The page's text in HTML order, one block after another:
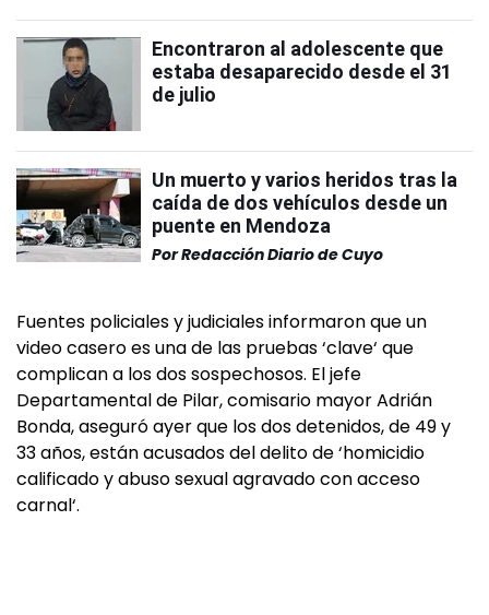
Encontraron al adolescente que
estaba desaparecido desde el 31
de julio
Un muerto y varios heridos tras la
caída de dos vehículos desde un
puente en Mendoza
PorRedacción Diario de Cuyo
Fuentes policiales y judiciales informaron que un
video casero es una de las pruebas ‘clave‘ que
complican a los dos sospechosos. El jefe
Departamental de Pilar, comisario mayor Adrián
Bonda, aseguró ayer que los dos detenidos, de 49 y
33 años, están acusados del delito de ‘homicidio
calificado y abuso sexual agravado con acceso
carnal‘.